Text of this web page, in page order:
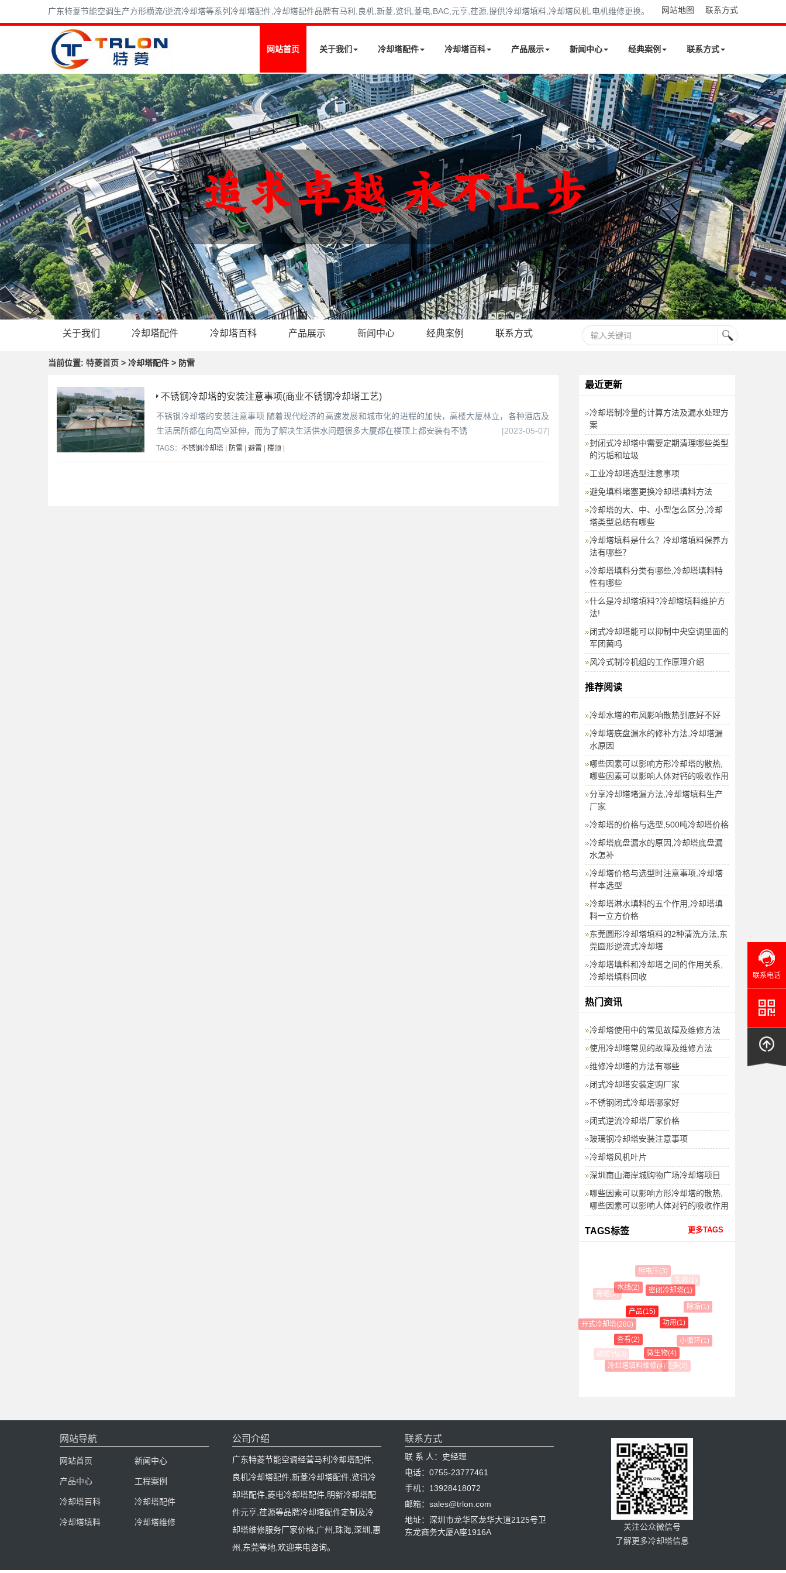
广东特菱节能空调生产方形横流/逆流冷却塔等系列冷却塔配件,冷却塔配件品牌有马利,良机,新菱,览讯,菱电,BAC,元亨,荏源,提供冷却塔填料,冷却塔风机,电机维修更换。 网站地图 联系方式
网站首页 关于我们 冷却塔配件 冷却塔百科 产品展示 新闻中心 经典案例 联系方式
关于我们 冷却塔配件 冷却塔百科 产品展示 新闻中心 经典案例 联系方式
当前位置: 特菱首页 > 冷却塔配件 > 防雷
不锈钢冷却塔的安装注意事项(商业不锈钢冷却塔工艺)
不锈钢冷却塔的安装注意事项 随着现代经济的高速发展和城市化的进程的加快，高楼大厦林立，各种酒店及
生活居所都在向高空延伸，而为了解决生活供水问题很多大厦都在楼顶上都安装有不锈
[2023-05-07]
TAGS： 不锈钢冷却塔 | 防雷 | 避雷 | 楼顶 |
最近更新
冷却塔制冷量的计算方法及漏水处理方
案
封闭式冷却塔中需要定期清理哪些类型
的污垢和垃圾
工业冷却塔选型注意事项
避免填料堵塞更换冷却塔填料方法
冷却塔的大、中、小型怎么区分,冷却
塔类型总结有哪些
冷却塔填料是什么？冷却塔填料保养方
法有哪些？
冷却塔填料分类有哪些,冷却塔填料特
性有哪些
什么是冷却塔填料?冷却塔填料维护方
法!
闭式冷却塔能可以抑制中央空调里面的
军团菌吗
风冷式制冷机组的工作原理介绍
推荐阅读
冷却水塔的布风影响散热到底好不好
冷却塔底盘漏水的修补方法,冷却塔漏
水原因
哪些因素可以影响方形冷却塔的散热,
哪些因素可以影响人体对钙的吸收作用
分享冷却塔堵漏方法,冷却塔填料生产
厂家
冷却塔的价格与选型,500吨冷却塔价格
冷却塔底盘漏水的原因,冷却塔底盘漏
水怎补
冷却塔价格与选型时注意事项,冷却塔
样本选型
冷却塔淋水填料的五个作用,冷却塔填
料一立方价格
东莞圆形冷却塔填料的2种清洗方法,东
莞圆形逆流式冷却塔
冷却塔填料和冷却塔之间的作用关系,
冷却塔填料回收
热门资讯
冷却塔使用中的常见故障及维修方法
使用冷却塔常见的故障及维修方法
维修冷却塔的方法有哪些
闭式冷却塔安装定购厂家
不锈钢闭式冷却塔哪家好
闭式逆流冷却塔厂家价格
玻璃钢冷却塔安装注意事项
冷却塔风机叶片
深圳南山海岸城购物广场冷却塔项目
哪些因素可以影响方形冷却塔的散热,
哪些因素可以影响人体对钙的吸收作用
TAGS标签 更多TAGS
开式冷却塔(280)
查看(2)
产品(15)
水线(2)
旁路(2)
冷却塔填料维修(4)
微生物(4)
功用(1)
密闭冷却塔(1)
相电压(3)
更多(2)
小循环(1)
除垢(1)
失效(1)
网站导航
网站首页 新闻中心
产品中心 工程案例
冷却塔百科 冷却塔配件
冷却塔填料 冷却塔维修
公司介绍
广东特菱节能空调经营马利冷却塔配件,
良机冷却塔配件,新菱冷却塔配件,览讯冷
却塔配件,菱电冷却塔配件,明新冷却塔配
件元亨,荏源等品牌冷却塔配件定制及冷
却塔维修服务厂家价格,广州,珠海,深圳,惠
州,东莞等地,欢迎来电咨询。
联系方式
联 系 人：史经理
电话：0755-23777461
手机：13928418072
邮箱：sales@trlon.com
地址：深圳市龙华区龙华大道2125号卫
东龙商务大厦A座1916A
关注公众微信号
了解更多冷却塔信息
联系电话